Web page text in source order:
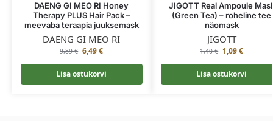
DAENG GI MEO RI Honey
Therapy PLUS Hair Pack –
meevaba teraapia juuksemask
DAENG GI MEO RI
9,89€ 6,49€
Lisa ostukorvi
JIGOTT Real Ampoule
(Green Tea) – roheline tee
näomask
JIGOTT
1,40€ 1,09€
Lisa ostukorvi